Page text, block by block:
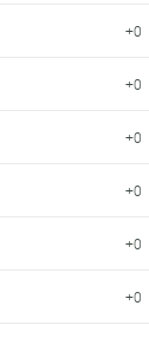
+0
+0
+0
+0
+0
+0